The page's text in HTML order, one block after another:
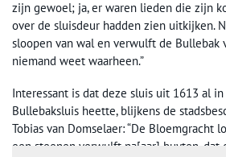
zijn gewoel; ja, er waren lieden die zijn
over de sluisdeur hadden zien uitkijken.
sloopen van wal en verwulft de Bullebak
niemand weet waarheen.”
Interessant is dat deze sluis uit 1613 al
Bullebaksluis heette, blijkens de
Tobias van Domselaer: “De Bloemgracht
een steenen verwulft na[aar] buyten, dat